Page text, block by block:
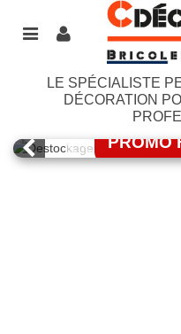
LE SPÉCIALISTE
DÉCORATION
PROMO